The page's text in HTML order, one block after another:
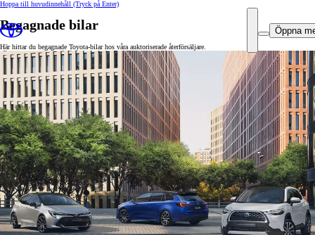
Hoppa till huvudinnehåll (Tryck på Enter)
Öppna
Begagnade bilar
Här hittar du begagnade Toyota-bilar hos våra auktoriserade återförsäljare.